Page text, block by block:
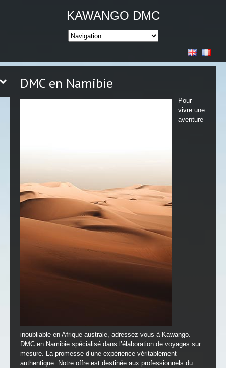
KAWANGO DMC
DMC en Namibie
Pour
vivre une
aventure
inoubliable en Afrique australe, adressez-vous à Kawango.
DMC en Namibie spécialisé dans l’élaboration de voyages sur
mesure. La promesse d’une expérience véritablement
authentique. Notre offre est destinée aux professionnels du